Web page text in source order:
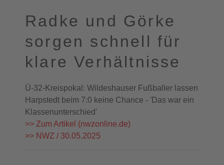
Radke und Görke
sorgen schnell für
klare Verhältnisse
Ü-32-Kreispokal: Wildeshauser Fußballer lassen
Harpstedt beim 7:0 keine Chance - 'Das war ein
Klassenunterschied'
>> Zum Artikel (nwzonline.de)
>> NWZ / 30.05.2025